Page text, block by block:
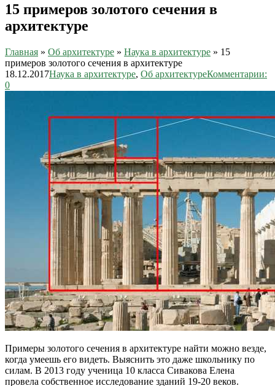
15 примеров золотого сечения в
архитектуре
Главная » Об архитектуре » Наука в архитектуре » 15
примеров золотого сечения в архитектуре
18.12.2017Наука в архитектуре, Об архитектуреКомментарии:
0
Примеры золотого сечения в архитектуре найти можно везде,
когда умеешь его видеть. Выяснить это даже школьнику по
силам. В 2013 году ученица 10 класса Сивакова Елена
провела собственное исследование зданий 19-20 веков.